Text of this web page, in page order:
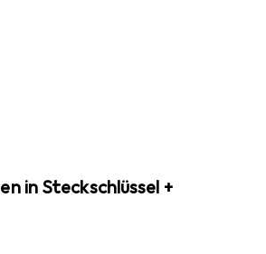
in Steckschlüssel +